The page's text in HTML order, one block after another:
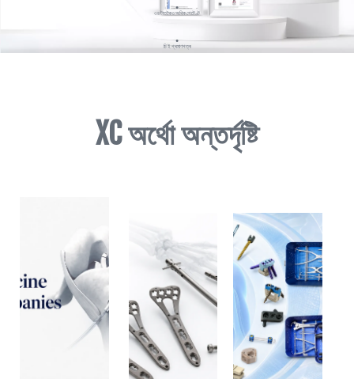
●
৩৪ টাতকৈও অধিক পেটেণ্ট
●
চি ই প্ৰমাণপত্ৰ
XC অৰ্থো অন্তৰ্দৃষ্টি